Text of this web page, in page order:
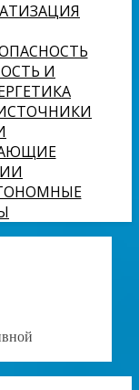
И